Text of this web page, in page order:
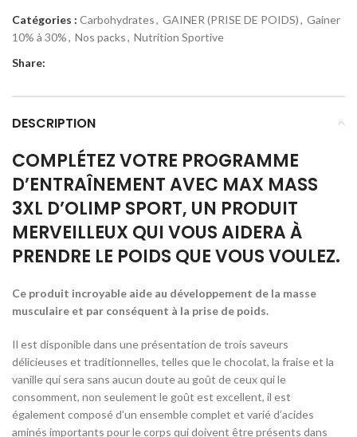
Catégories : Carbohydrates, GAINER (PRISE DE POIDS), Gainer
10% à 30%, Nos packs, Nutrition Sportive
Share:
DESCRIPTION
COMPLÉTEZ VOTRE PROGRAMME
D’ENTRAÎNEMENT AVEC MAX MASS
3XL D’OLIMP SPORT, UN PRODUIT
MERVEILLEUX QUI VOUS AIDERA À
PRENDRE LE POIDS QUE VOUS VOULEZ.
Ce produit incroyable aide au développement de la masse
musculaire et par conséquent à la prise de poids.
Il est disponible dans une présentation de trois saveurs
délicieuses et traditionnelles, telles que le chocolat, la fraise et la
vanille qui sera sans aucun doute au goût de ceux qui le
consomment, non seulement le goût est excellent, il est
également composé d’un ensemble complet et varié d’acides
aminés importants pour le corps qui doivent être présents dans